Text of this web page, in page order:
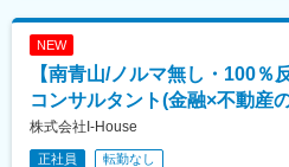
NEW
【南青山/ノルマ無し・100％
コンサルタント(金融×不動産
株式会社I-House
正社員 転勤なし